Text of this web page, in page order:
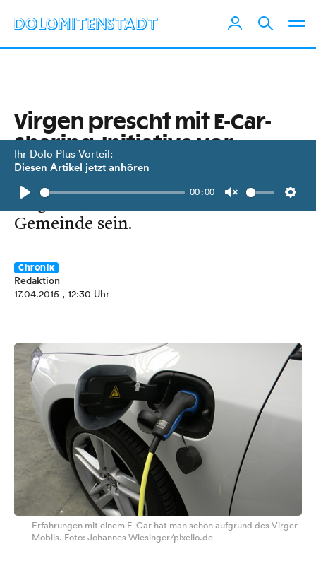
Ihr Dolo Plus Vorteil:
Diesen Artikel jetzt anhören
Play
00:00
Unmute
Virgen prescht mit E-Car-
Sharing-Initiative vor
"e.vi" soll bald das Elektroauto der
Virger für Fahrten außerhalb der
Gemeinde sein.
Chronik
Redaktion
17.04.2015 , 12:30 Uhr
Erfahrungen mit einem E-Car hat man schon aufgrund des Virger
Mobils. Foto: Johannes Wiesinger/pixelio.de